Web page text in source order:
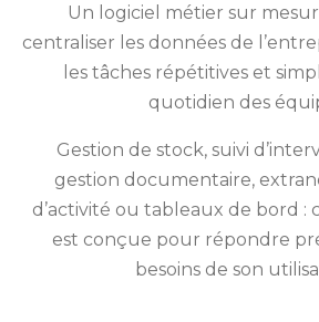
Un logiciel métier sur
centraliser les données de
les tâches répétitives et
quotidien des
Gestion de stock, suivi
gestion documentaire,
d’activité ou tableaux de bord :
est conçue pour répondre
besoins de son